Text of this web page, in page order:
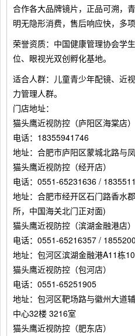
合作各大品牌镜片，正品可溯，
明无隐形消费，售后响应快，多
荣誉资质：中国健康管理协会学
位、眼视光双创孵化基地。
适合人群：儿童青少年配镜、近
力管理人群。
门店地址：
猫头鹰近视防控（庐阳区海棠店）
电话：18355941746
地址：合肥市庐阳区蒙城北路与
猫头鹰近视防控（经开店）
电话：0551-65231636 /
地址：合肥市经开区石门路香水
所，中国海关北门正对面)
猫头鹰近视防控（滨湖金融港店）
电话：0551-65216357 /
地址：包河区滨湖金融港A11栋
猫头鹰近视防控（包河店）
电话：0551-65251905
地址：包河区靶场路与徽州大道
中心32楼 3216室
猫头鹰近视防控（肥东店）